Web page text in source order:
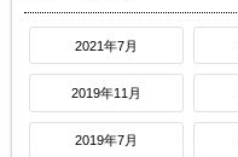
2021年7月
2019年11月
2019年7月